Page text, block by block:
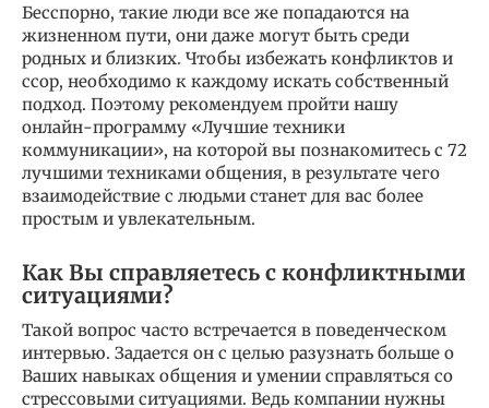
Бесспорно, такие люди все же попадаются на
жизненном пути, они даже могут быть среди
родных и близких. Чтобы избежать конфликтов и
ссор, необходимо к каждому искать собственный
подход. Поэтому рекомендуем пройти нашу
онлайн-программу «Лучшие техники
коммуникации», на которой вы познакомитесь с 72
лучшими техниками общения, в результате чего
взаимодействие с людьми станет для вас более
простым и увлекательным.
Как Вы справляетесь с конфликтными
ситуациями?
Такой вопрос часто встречается в поведенческом
интервью. Задается он с целью разузнать больше о
Ваших навыках общения и умении справляться со
стрессовыми ситуациями. Ведь компании нужны